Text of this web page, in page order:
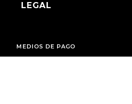
LEGAL
MEDIOS DE PAGO